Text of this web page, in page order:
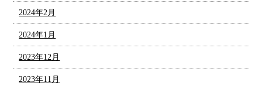
2024年2月
2024年1月
2023年12月
2023年11月